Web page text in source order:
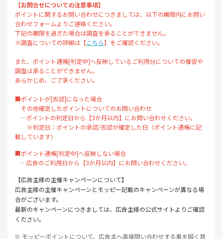
【お問合せについての注意事項】
ポイントに関するお問い合わせにつきましては、以下の期限内にお問い
合わせフォームよりご連絡ください。
下記の期限を過ぎた場合は調査を承ることができません。
※調査についての詳細は【こちら】をご確認ください。
また、ポイント通帳[判定中]へ反映しているご利用分についての催促や
調査は承ることができません。
あらかじめ、ご了承ください。
■ポイントが[否認]になった場合
その他確定したポイントについてのお問い合わせ
…ポイントの判定日から【3か月以内】にお問い合わせください。
※判定日：ポイントの承認/否認が確定した日（ポイント通帳に記
載しています）
■ポイント通帳[判定中]へ反映しない場合
…広告のご利用日から【3か月以内】にお問い合わせください。
【広告主様の主催キャンペーンについて】
広告主様の主催キャンペーンとモッピー記載のキャンペーンが異なる場
合がございます。
最新のキャンペーンにつきましては、広告主様の公式サイトよりご確認
ください。
※ モッピーポイントについて、広告主へ直接問い合わせする事を固く禁